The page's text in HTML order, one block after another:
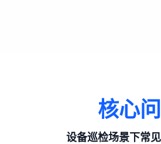
核心
设备巡检场景下常